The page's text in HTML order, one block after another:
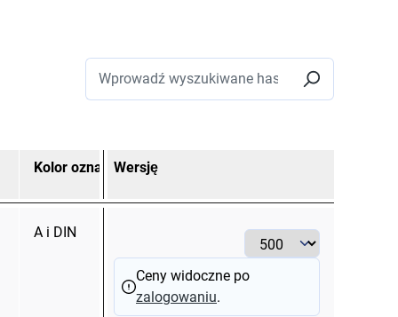
Kolor oznaczenia
Wersję
A i DIN 2,50 SL
Ceny widoczne po
zalogowaniu.